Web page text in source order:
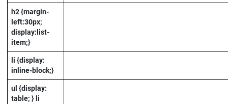
h2 {margin-
left:30px;
display:list-
item;}
li {display:
inline-block;}
ul {display:
table; } li